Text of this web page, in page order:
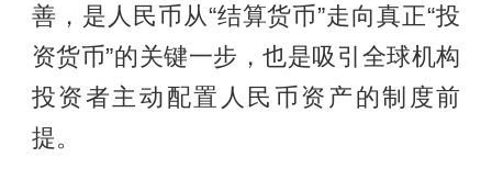
善，是人民币从“结算货币”走向真正“投
资货币”的关键一步，也是吸引全球机构
投资者主动配置人民币资产的制度前
提。